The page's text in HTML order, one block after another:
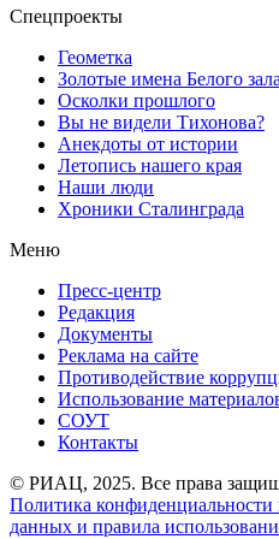
Спецпроекты
Геометка
Золотые имена Белого зала
Осколки прошлого
Вы не видели Тихонова?
Анекдоты от истории
Летопись нашего края
Наши люди
Хроники Сталинграда
Меню
Пресс-центр
Редакция
Документы
Реклама на сайте
Противодействие
Использование
СОУТ
Контакты
© РИАЦ, 2025. Все права
Политика конфиденциальности
данных и правила